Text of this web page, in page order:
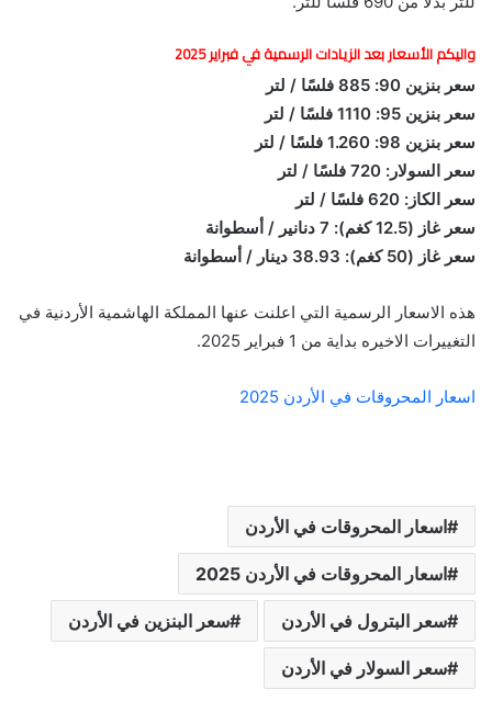
واليكم الأسعار بعد الزيادات الرسمية في فبراير 2025
سعر بنزين 90: 885 فلسًا / لتر
سعر بنزين 95: 1110 فلسًا / لتر
سعر بنزين 98: 1.260 فلسًا / لتر
سعر السولار: 720 فلسًا / لتر
سعر الكاز: 620 فلسًا / لتر
سعر غاز (12.5 كغم): 7 دنانير / أسطوانة
سعر غاز (50 كغم): 38.93 دينار / أسطوانة
هذه الاسعار الرسمية التي اعلنت عنها المملكة الهاشمية الأردنية في
التغييرات الاخيره بداية من 1 فبراير 2025.
اسعار المحروقات في الأردن 2025
اسعار المحروقات في الأردن
اسعار المحروقات في الأردن 2025
سعر البترول في الأردن سعر البنزين في الأردن
سعر السولار في الأردن